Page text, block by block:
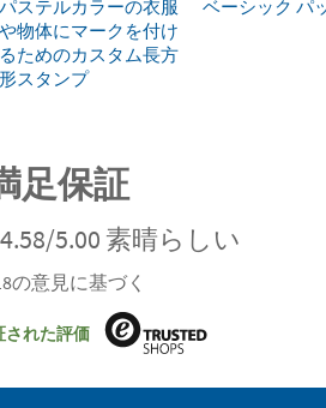
パステルカラーの衣服
や物体にマークを付け
るためのカスタム長方
形スタンプ
ベーシック パ
足保証
4.58/5.00 素晴らしい
の意見に基づく
された評価